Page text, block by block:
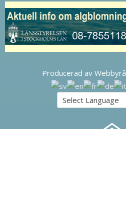
Producerad av